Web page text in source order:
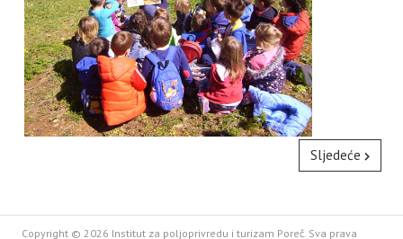
Sljedeće
Copyright © 2026 Institut za poljoprivredu i turizam Poreč. Sva prava